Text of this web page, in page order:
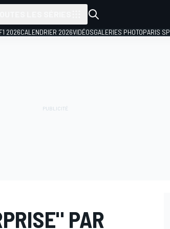
2026CALENDRIER 2026VIDÉOSGALERIES PHOTOPARIS
PAR